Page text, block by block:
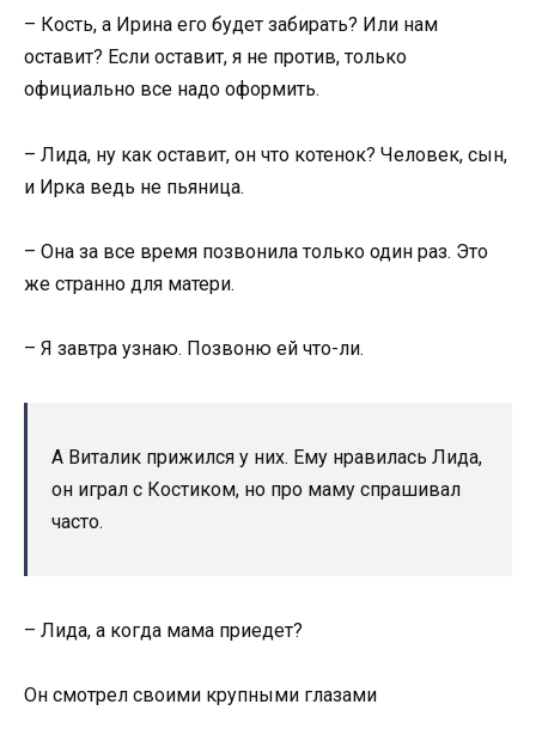
– Кость, а Ирина его будет забирать? Или нам
оставит? Если оставит, я не против, только
официально все надо оформить.
– Лида, ну как оставит, он что котенок? Человек, сын,
и Ирка ведь не пьяница.
– Она за все время позвонила только один раз. Это
же странно для матери.
– Я завтра узнаю. Позвоню ей что-ли.
А Виталик прижился у них. Ему нравилась Лида,
он играл с Костиком, но про маму спрашивал
часто.
– Лида, а когда мама приедет?
Он смотрел своими крупными глазами